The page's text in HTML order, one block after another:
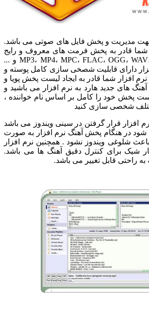
و پخش فایل های صوتی می باشد.
قادر به پخش فرمت های معروف و رایج
صوتی نظیر MP3، MP4، MPC، FLAC، OGG، WAV، WMA و ...
قابلیت شصخی سازی کامل پوسته و
شما قادر به ایجاد لیست پخش پویا و
جدید هارد به نرم افزار می باشید و
خود را کامل بر اساس نام خواننده ،
سازی کنید
قرار گرفتن در سینی ویندوز می باشد
هنگام پخش آهنگ نرم افزار به صورت
ویندوز نشود . همچنین نرم افزار
برای کنترل دقیق آهنگ ها می باشد.
قابل تغییر می باشد.